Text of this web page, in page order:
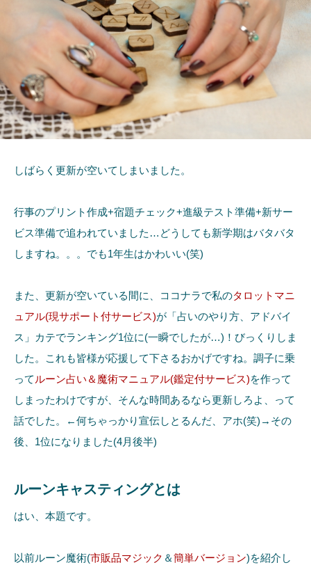
しばらく更新が空いてしまいました。
行事のプリント作成+宿題チェック+進級テスト準備+新サー
ビス準備で追われていました…どうしても新学期はバタバタ
しますね。。。でも1年生はかわいい(笑)
また、更新が空いている間に、ココナラで私のタロットマニ
ュアル(現サポート付サービス)が「占いのやり方、アドバイ
ス」カテでランキング1位に(一瞬でしたが…)！びっくりしま
した。これも皆様が応援して下さるおかげですね。調子に乗
って ルーン占い＆魔術マニュアル(鑑定付サービス)を作って
しまったわけですが、そんな時間あるなら更新しろよ、って
話でした。←何ちゃっかり宣伝しとるんだ、アホ(笑)→その
後、1位になりました(4月後半)
ルーンキャスティングとは
はい、本題です。
以前ルーン魔術(市販品マジック ＆簡単バージョン)を紹介し